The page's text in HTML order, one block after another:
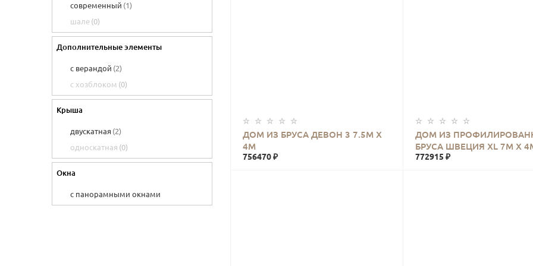
7 х 7(0)
7 х 9
современный (1)
шале (0)
Дополнительные элементы
с верандой (2)
с хозблоком (0)
Крыша
двускатная (2)
односкатная (0)
Окна
с панорамными окнами
ДОМ ИЗ БРУСА ДЕВОН 3 7.5М Х
4М
756470 ₽
КУПИТЬ
ДОМ ИЗ
БРУСА ШВЕЦИЯ XL 7М Х
772915 ₽
КУПИТЬ